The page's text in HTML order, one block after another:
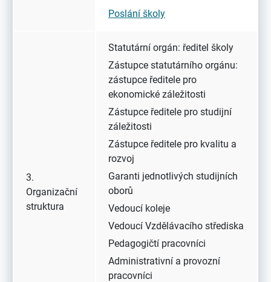
Poslání školy
3.
Organizační
struktura
Statutární orgán: ředitel školy
Zástupce statutárního orgánu:
zástupce ředitele pro
ekonomické záležitosti
Zástupce ředitele pro studijní
záležitosti
Zástupce ředitele pro kvalitu a
rozvoj
Garanti jednotlivých studijních
oborů
Vedoucí koleje
Vedoucí Vzdělávacího střediska
Pedagogičtí pracovníci
Administrativní a provozní
pracovníci